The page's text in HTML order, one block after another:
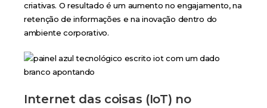
criativas. O resultado é um aumento no engajamento, na
retenção de informações e na inovação dentro do
ambiente corporativo.
Internet das coisas (IoT) no